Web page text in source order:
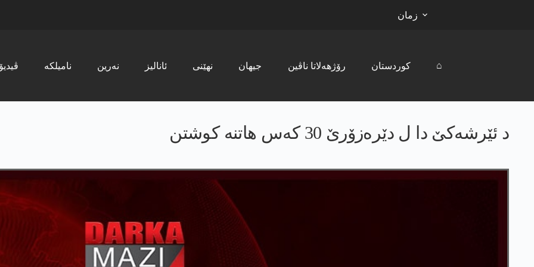
زمان
ڤیدیۆ نامیلکە نەرین ئانالیز نھێنی جیھان رۆژھەلاتا ناڤین کوردستان ⌂
د ئێرشەکێ دا ل دێرەزۆرێ 30 کەس ھاتنە کوشتن